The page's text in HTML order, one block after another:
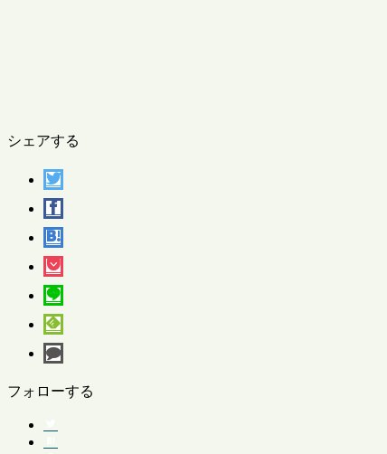
シェアする
フォローする